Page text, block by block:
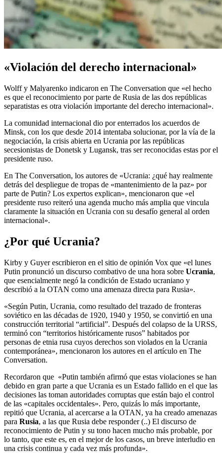
«Violación del derecho internacional»
Wolff y Malyarenko indicaron en The Conversation que «el hecho
es que el reconocimiento por parte de Rusia de las dos repúblicas
separatistas es otra violación importante del derecho internacional».
La comunidad internacional dio por enterrados los acuerdos de
Minsk, con los que desde 2014 intentaba solucionar, por la vía de la
negociación, la crisis abierta en Ucrania por las repúblicas
secesionistas de Donetsk y Lugansk, tras ser reconocidas estas por el
presidente ruso.
En The Conversation, los autores de «Ucrania: ¿qué hay realmente
detrás del despliegue de tropas de «mantenimiento de la paz» por
parte de Putin? Los expertos explican», mencionaron que «el
presidente ruso reiteró una agenda mucho más amplia que vincula
claramente la situación en Ucrania con su desafío general al orden
internacional».
¿Por qué Ucrania?
Kirby y Guyer escribieron en el sitio de opinión Vox que «el lunes
Putin pronunció un discurso combativo de una hora sobre Ucrania,
que esencialmente negó la condición de Estado ucraniano y
describió a la OTAN como una amenaza directa para Rusia».
«Según Putin, Ucrania, como resultado del trazado de fronteras
soviético en las décadas de 1920, 1940 y 1950, se convirtió en una
construcción territorial “artificial”. Después del colapso de la URSS,
terminó con “territorios históricamente rusos” habitados por
personas de etnia rusa cuyos derechos son violados en la Ucrania
contemporánea», mencionaron los autores en el artículo en The
Conversation.
Recordaron que «Putin también afirmó que estas violaciones se han
debido en gran parte a que Ucrania es un Estado fallido en el que las
decisiones las toman autoridades corruptas que están bajo el control
de las «capitales occidentales». Pero, quizás lo más importante,
repitió que Ucrania, al acercarse a la OTAN, ya ha creado amenazas
para Rusia, a las que Rusia debe responder (..) El discurso de
reconocimiento de Putin y su tono hacen mucho más probable, por
lo tanto, que este es, en el mejor de los casos, un breve interludio en
una crisis continua y cada vez más profunda».